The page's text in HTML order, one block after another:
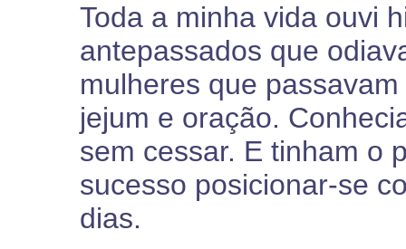
Toda a minha vida ouvi
antepassados que
mulheres que
jejum e oração.
sem cessar. E tinham o
sucesso posicionar-se
dias.